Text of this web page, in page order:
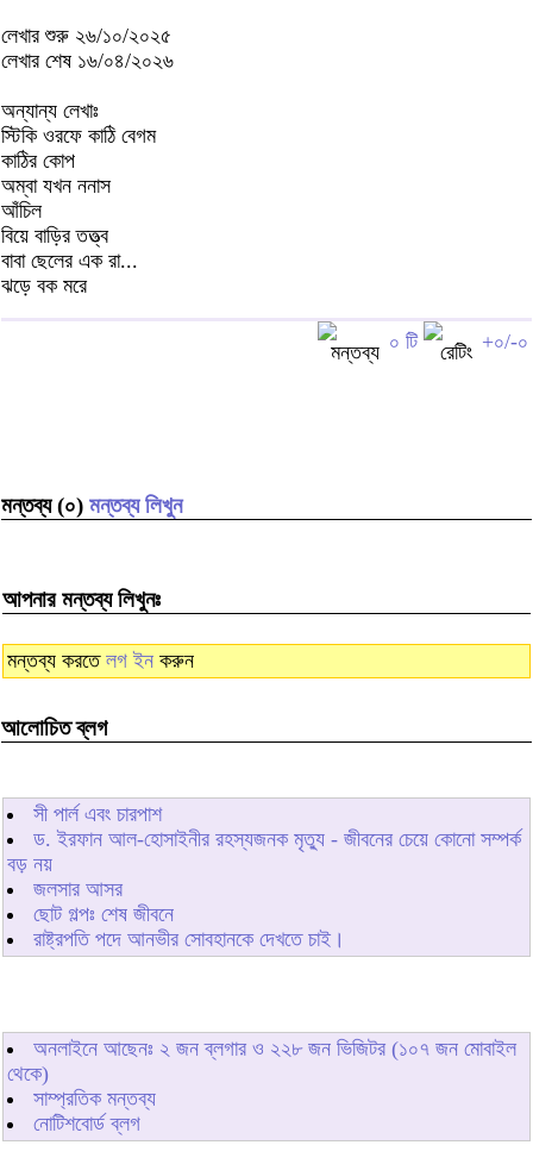
লেখার শুরু ২৬/১০/২০২৫
লেখার শেষ ১৬/০৪/২০২৬
অন্যান্য লেখাঃ
স্টিকি ওরফে কাঠি বেগম
কাঠির কোপ
অম্বা যখন ননাস
আঁচিল
বিয়ে বাড়ির তত্ত্ব
বাবা ছেলের এক রা...
ঝড়ে বক মরে
০ টি +০/-০
মন্তব্য (০) মন্তব্য লিখুন
আপনার মন্তব্য লিখুনঃ
মন্তব্য করতে লগ ইন করুন
আলোচিত ব্লগ
সী পার্ল এবং চারপাশ
ড. ইরফান আল-হোসাইনীর রহস্যজনক মৃত্যু - জীবনের চেয়ে কোনো সম্পর্ক
বড় নয়
জলসার আসর
ছোট গল্পঃ শেষ জীবনে
রাষ্ট্রপতি পদে আনভীর সোবহানকে দেখতে চাই।
অনলাইনে আছেনঃ ২ জন ব্লগার ও ২২৮জন ভিজিটর (১০৭ জন মোবাইল
থেকে)
সাম্প্রতিক মন্তব্য
নোটিশবোর্ড ব্লগ